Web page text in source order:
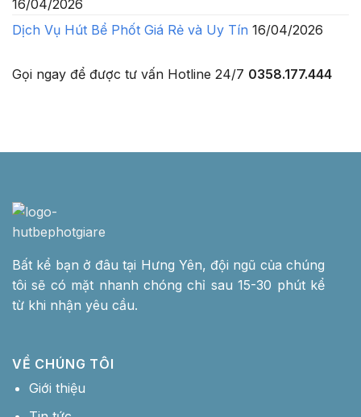
16/04/2026
Dịch Vụ Hút Bể Phốt Giá Rẻ và Uy Tín 16/04/2026
Gọi ngay để được tư vấn Hotline 24/7 0358.177.444
Bất kể bạn ở đâu tại Hưng Yên, đội ngũ của chúng
tôi sẽ có mặt nhanh chóng chỉ sau 15-30 phút kể
từ khi nhận yêu cầu.
VỀ CHÚNG TÔI
Giới thiệu